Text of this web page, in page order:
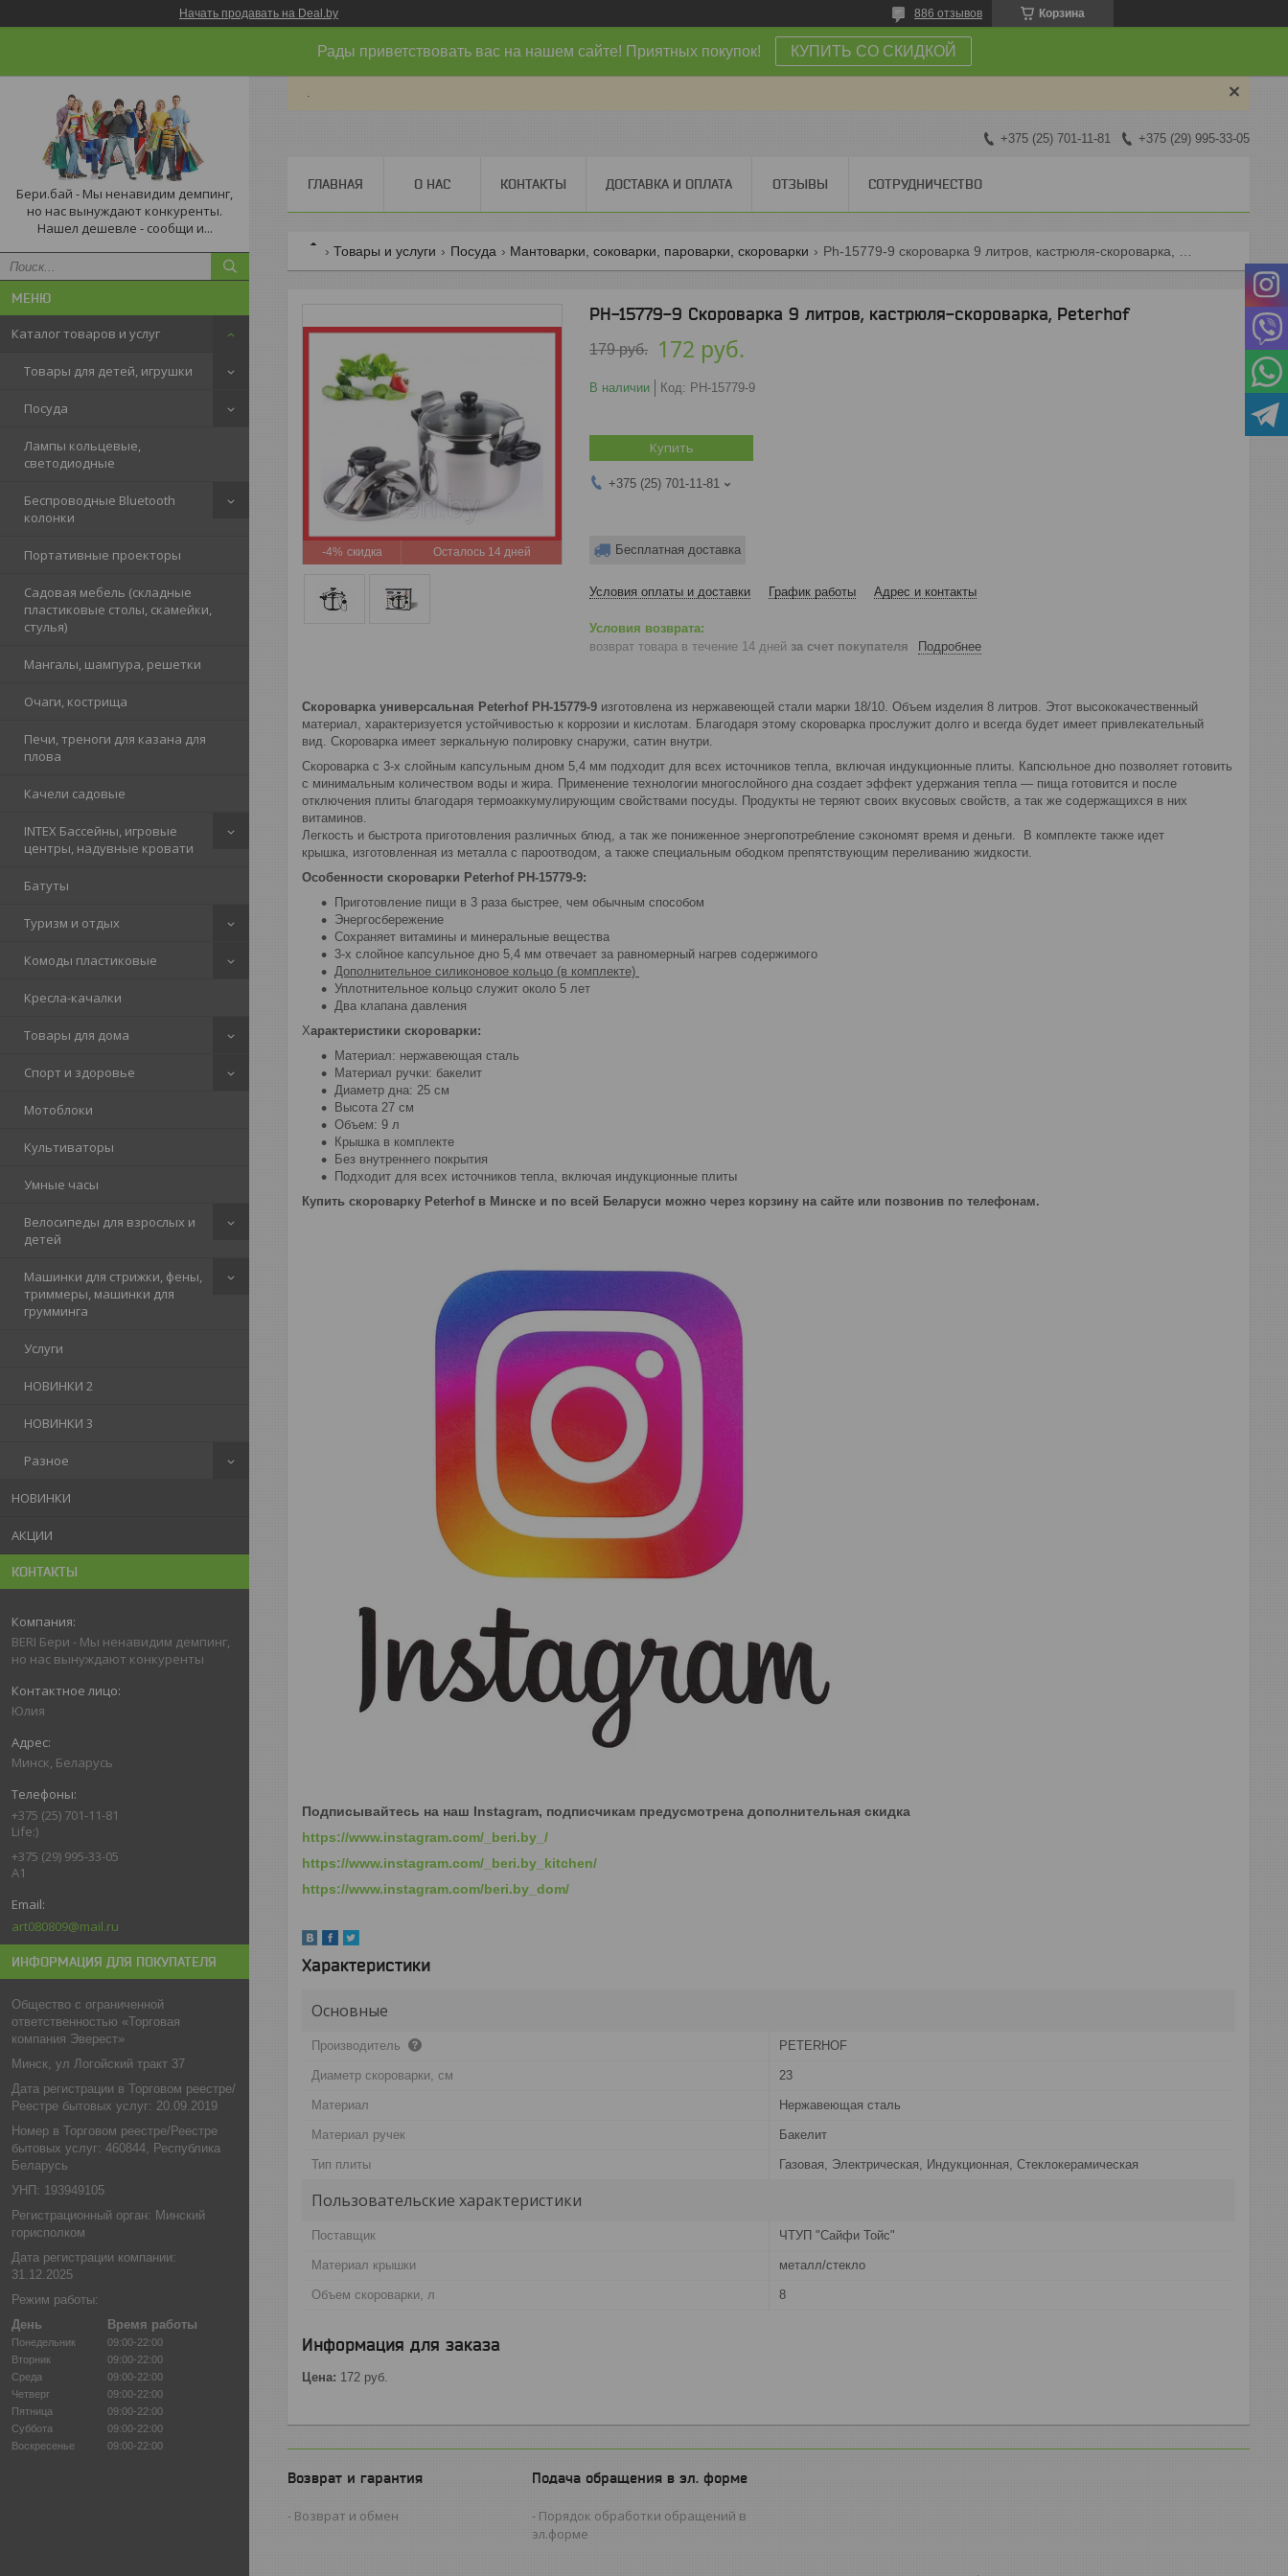
Начать продавать на Deal.by Корзина
886 отзывов
Рады приветствовать вас на нашем сайте! Приятных покупок! КУПИТЬ СО СКИДКОЙ
Бери.бай - Мы ненавидим демпинг,
но нас вынуждают конкуренты.
Нашел дешевле - сообщи и...
Каталог товаров и услуг
Товары для детей, игрушки
Посуда
Лампы кольцевые,
светодиодные
Беспроводные Bluetooth
колонки
Портативные проекторы
Садовая мебель (складные
пластиковые столы, скамейки,
стулья)
Мангалы, шампура, решетки
Очаги, кострища
Печи, треноги для казана для
плова
Качели садовые
INTEX Бассейны, игровые
центры, надувные кровати
Батуты
Туризм и отдых
Комоды пластиковые
Кресла-качалки
Товары для дома
Спорт и здоровье
Мотоблоки
Культиваторы
Умные часы
Велосипеды для взрослых и
детей
Машинки для стрижки, фены,
триммеры, машинки для
грумминга
Услуги
НОВИНКИ 2
НОВИНКИ 3
Разное
НОВИНКИ
АКЦИИ
КОНТАКТЫ
BERI Бери - Мы ненавидим демпинг,
но нас вынуждают конкуренты
Юлия
Минск, Беларусь
+375 (25) 701-11-81
Life:)
+375 (29) 995-33-05
A1
art080809@mail.ru
ИНФОРМАЦИЯ ДЛЯ ПОКУПАТЕЛЯ
Общество с ограниченной
ответственностью «Торговая
компания Эверест»
Минск, ул Логойский тракт 37
Дата регистрации в Торговом реестре/
Реестре бытовых услуг: 20.09.2019
Номер в Торговом реестре/Реестре
бытовых услуг: 460844, Республика
Беларусь
УНП: 193949105
Регистрационный орган: Минский
горисполком
Дата регистрации компании:
31.12.2025
Режим работы:
День
Время работы
Понедельник
09:00-22:00
Вторник
09:00-22:00
Среда
09:00-22:00
Четверг
09:00-22:00
Пятница
09:00-22:00
Суббота
09:00-22:00
Воскресенье
09:00-22:00
.
+375 (25) 701-11-81 +375 (29) 995-33-05
ГЛАВНАЯ О НАС КОНТАКТЫ ДОСТАВКА И ОПЛАТА ОТЗЫВЫ СОТРУДНИЧЕСТВО
Товары и услуги Посуда Мантоварки, соковарки, пароварки, скороварки
-4% Осталось 14 дней
PH-15779-9 Скороварка 9 литров, кастрюля-скороварка, Peterhof
179руб. 172 руб.
В наличии Код: PH-15779-9
Купить
+375 (25) 701-11-81
Бесплатная доставка
Условия оплаты и доставки График работы Адрес и контакты
возврат товара в течение 14 дней за счет покупателя Подробнее
Скороварка универсальная Peterhof PH-15779-9 изготовлена из нержавеющей стали марки 18/10. Объем изделия 8 литров. Этот высококачественный
материал, характеризуется устойчивостью к коррозии и кислотам. Благодаря этому скороварка прослужит долго и всегда будет имеет привлекательный
вид. Скороварка имеет зеркальную полировку снаружи, сатин внутри.
Скороварка с 3-х слойным капсульным дном 5,4 мм подходит для всех источников тепла, включая индукционные плиты. Капсюльное дно позволяет готовить
с минимальным количеством воды и жира. Применение технологии многослойного дна создает эффект удержания тепла ― пища готовится и после
отключения плиты благодаря термоаккумулирующим свойствами посуды. Продукты не теряют своих вкусовых свойств, а так же содержащихся в них
витаминов.
Легкость и быстрота приготовления различных блюд, а так же пониженное энергопотребление сэкономят время и деньги. В комплекте также идет
крышка, изготовленная из металла с пароотводом, а также специальным ободком препятствующим переливанию жидкости.
Особенности скороварки Peterhof PH-15779-9:
Приготовление пищи в 3 раза быстрее, чем обычным способом
Энергосбережение
Сохраняет витамины и минеральные вещества
3-х слойное капсульное дно 5,4 мм отвечает за равномерный нагрев содержимого
Дополнительное силиконовое кольцо (в комплекте)
Уплотнительное кольцо служит около 5 лет
Два клапана давления
Характеристики скороварки:
Материал: нержавеющая сталь
Материал ручки: бакелит
Диаметр дна: 25 см
Высота 27 см
Объем: 9 л
Крышка в комплекте
Без внутреннего покрытия
Подходит для всех источников тепла, включая индукционные плиты
Купить скороварку Peterhof в Минске и по всей Беларуси можно через корзину на сайте или позвонив по телефонам.
Подписывайтесь на наш Instagram, подписчикам предусмотрена дополнительная скидка
https://www.instagram.com/_ beri.by_/
https://www.instagram.com/_ beri.by_ kitchen/
https://www.instagram.com/beri.by_ dom/
Характеристики
Основные
Производитель PETERHOF
Диаметр скороварки, см 23
Материал Нержавеющая сталь
Материал ручек Бакелит
Тип плиты Газовая, Электрическая, Индукционная, Стеклокерамическая
Пользовательские характеристики
Поставщик ЧТУП "Сайфи Тойс"
Материал крышки металл/стекло
Объем скороварки, л 8
Информация для заказа
Цена: 172 руб.
Возврат и гарантия
Возврат и обмен
Подача обращения в эл. форме
Порядок обработки обращений в
эл.форме